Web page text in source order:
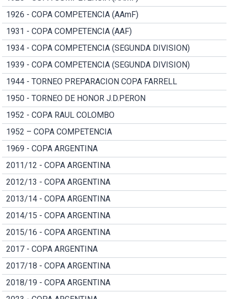
1926 - COPA COMPETENCIA (AAmF)
1931 - COPA COMPETENCIA (AAF)
1934 - COPA COMPETENCIA (SEGUNDA DIVISION)
1939 - COPA COMPETENCIA (SEGUNDA DIVISION)
1944 - TORNEO PREPARACION COPA FARRELL
1950 - TORNEO DE HONOR J.D.PERON
1952 - COPA RAUL COLOMBO
1952 – COPA COMPETENCIA
1969 - COPA ARGENTINA
2011/12 - COPA ARGENTINA
2012/13 - COPA ARGENTINA
2013/14 - COPA ARGENTINA
2014/15 - COPA ARGENTINA
2015/16 - COPA ARGENTINA
2017 - COPA ARGENTINA
2017/18 - COPA ARGENTINA
2018/19 - COPA ARGENTINA